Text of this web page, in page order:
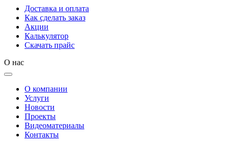
Доставка и оплата
Как сделать заказ
Акции
Калькулятор
Скачать прайс
О нас
О компании
Услуги
Новости
Проекты
Видеоматериалы
Контакты